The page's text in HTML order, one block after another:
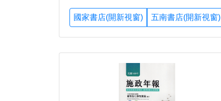
國家書店(開新視窗) 五南書店(開新視窗)